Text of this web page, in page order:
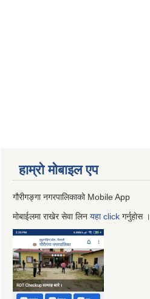
हाम्रो माेबाइल एप
गौरीगङ्गा नगरपालिकाको Mobile App
मोबाईलमा राखेर सेवा लिन यहाclick गर्नुहाेस ।